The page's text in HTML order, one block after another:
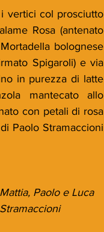
vertici col prosciutto
Rosa (antenato
bolognese
Spigaroli) e via
in purezza di latte
mantecato allo
con petali di rosa
Paolo Stramaccioni
Mattia, Paolo e Luca
Stramaccioni